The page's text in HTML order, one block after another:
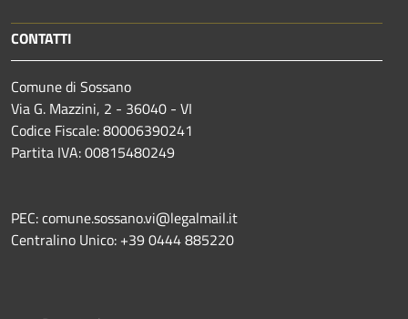
CONTATTI
Comune di Sossano
Via G. Mazzini, 2 - 36040 - VI
Codice Fiscale: 80006390241
Partita IVA: 00815480249
PEC: comune.sossano.vi@legalmail.it
Centralino Unico: +39 0444 885220